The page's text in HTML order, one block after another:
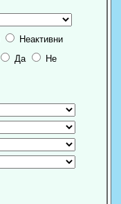
Неактивни
Да Не